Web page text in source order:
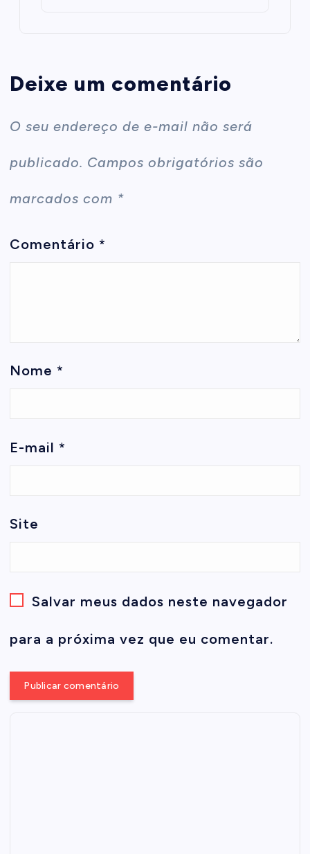
Deixe um comentário
O seu endereço de e-mail não será
publicado. Campos obrigatórios são
marcados com *
Comentário *
Nome *
E-mail *
Site
Salvar meus dados neste navegador
para a próxima vez que eu comentar.